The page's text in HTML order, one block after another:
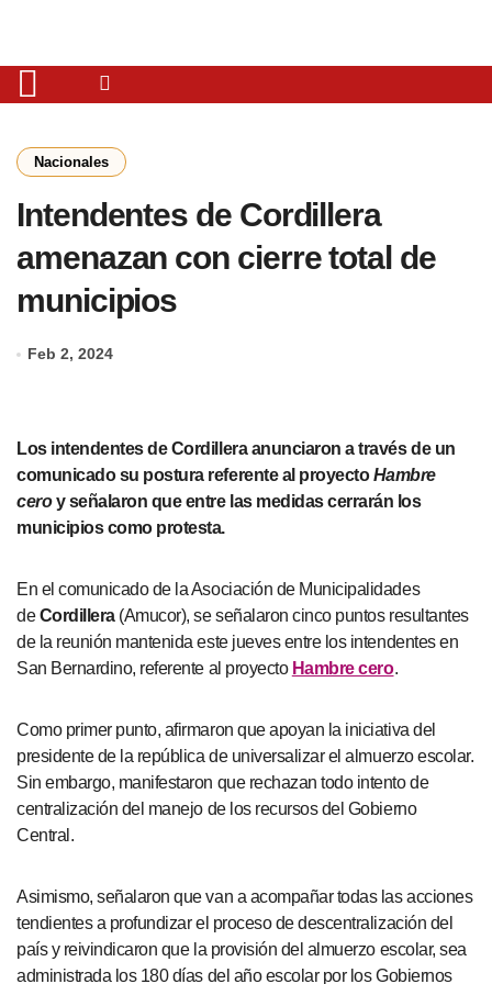
Nacionales
Intendentes de Cordillera
amenazan con cierre total de
municipios
Feb 2, 2024
Los intendentes de Cordillera anunciaron a través de un
comunicado su postura referente al proyectoHambre
ceroy señalaron que entre las medidas cerrarán los
municipios como protesta.
En el comunicado de la Asociación de Municipalidades
deCordillera(Amucor), se señalaron cinco puntos resultantes
de la reunión mantenida este jueves entre los intendentes en
San Bernardino, referente al proyecto Hambre cero.
Como primer punto, afirmaron que apoyan la iniciativa del
presidente de la república de universalizar el almuerzo escolar.
Sin embargo, manifestaron que rechazan todo intento de
centralización del manejo de los recursos del Gobierno
Central.
Asimismo, señalaron que van a acompañar todas las acciones
tendientes a profundizar el proceso de descentralización del
país y reivindicaron que la provisión del almuerzo escolar, sea
administrada los 180 días del año escolar por los Gobiernos